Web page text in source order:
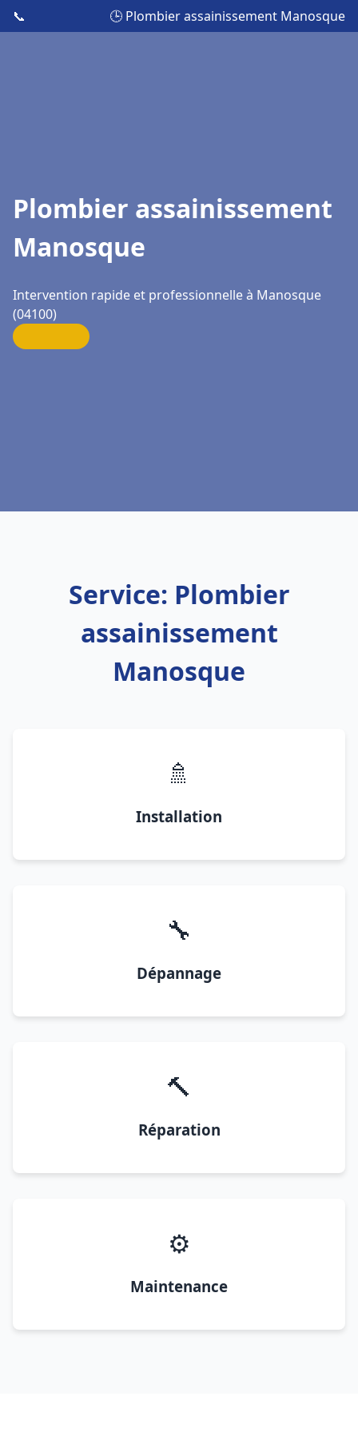
📞 🕒 Plombier assainissement Manosque
Plombier assainissement
Manosque
Intervention rapide et professionnelle à Manosque
(04100)
Service: Plombier
assainissement
Manosque
🚿
Installation
🔧
Dépannage
🔨
Réparation
⚙️
Maintenance